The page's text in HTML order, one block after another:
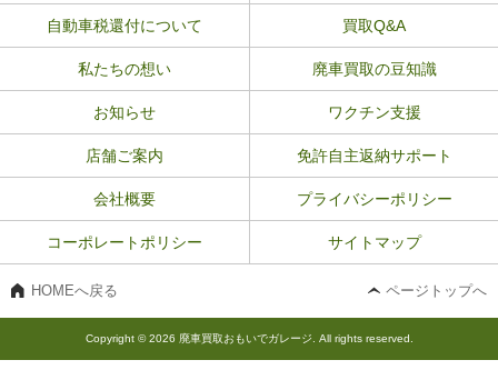
自動車税還付について 買取Q&A
私たちの想い 廃車買取の豆知識
お知らせ ワクチン支援
店舗ご案内 免許自主返納サポート
会社概要 プライバシーポリシー
コーポレートポリシー サイトマップ
HOMEへ戻る ページトップへ
Copyright © 2026 廃車買取おもいでガレージ. All rights reserved.